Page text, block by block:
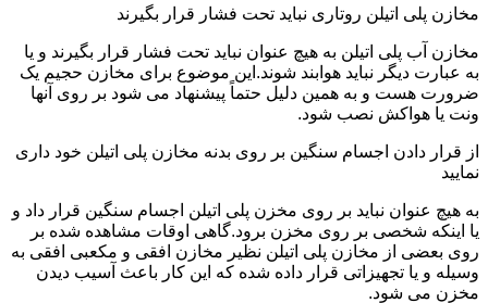
مخازن پلی اتیلن روتاری نباید تحت فشار قرار بگیرند
مخازن آب پلی اتیلن به هیچ عنوان نباید تحت فشار قرار بگیرند و یا
به عبارت دیگر نباید هوابند شوند.این موضوع برای مخازن حجیم یک
ضرورت هست و به همین دلیل حتماً پیشنهاد می شود بر روی آنها
ونت یا هواکش نصب شود.
از قرار دادن اجسام سنگین بر روی بدنه مخازن پلی اتیلن خود داری
نمایید
به هیچ عنوان نباید بر روی مخزن پلی اتیلن اجسام سنگین قرار داد و
یا اینکه شخصی بر روی مخزن برود.گاهی اوقات مشاهده شده بر
روی بعضی از مخازن پلی اتیلن نظیر مخازن افقی و مکعبی افقی به
وسیله و یا تجهیزاتی قرار داده شده که این کار باعث آسیب دیدن
مخزن می شود.